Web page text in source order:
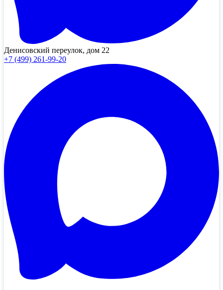
Денисовский переулок, дом 22
+7 (499) 261-99-20